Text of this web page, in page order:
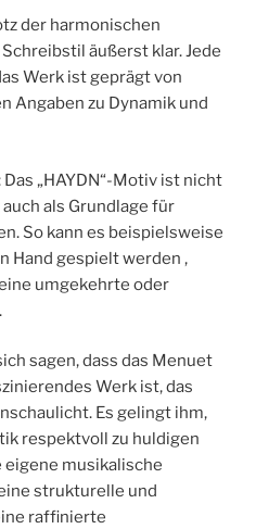
der harmonischen
äußerst klar. Jede
Werk ist geprägt von
Angaben zu Dynamik und
„HAYDN“-Motiv ist nicht
als Grundlage für
So kann es beispielsweise
Hand gespielt werden ,
umgekehrte oder
sagen, dass das Menuet
Werk ist, das
Es gelingt ihm,
respektvoll zu huldigen
musikalische
strukturelle und
raffinierte